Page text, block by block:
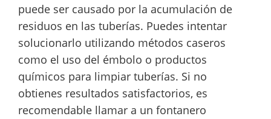
puede ser causado por la acumulación de
residuos en las tuberías. Puedes intentar
solucionarlo utilizando métodos caseros
como el uso del émbolo o productos
químicos para limpiar tuberías. Si no
obtienes resultados satisfactorios, es
recomendable llamar a un fontanero